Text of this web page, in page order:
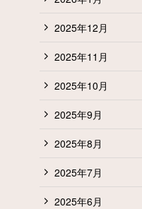
2025年12月
2025年11月
2025年10月
2025年9月
2025年8月
2025年7月
2025年6月